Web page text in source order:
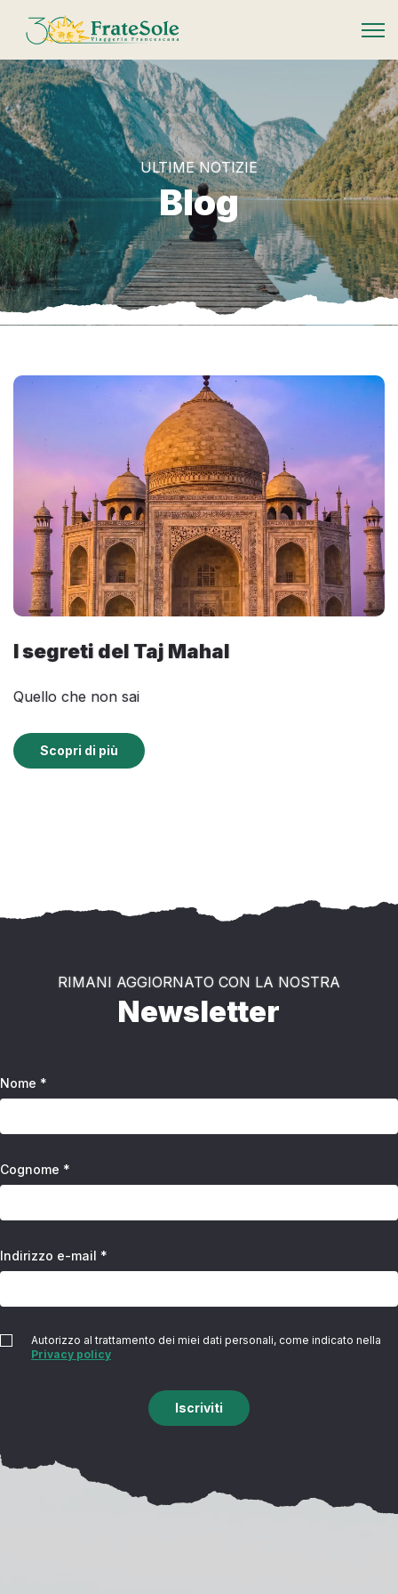
FrateSole Viaggeria Francescana
ULTIME NOTIZIE
Blog
I segreti del Taj Mahal
Quello che non sai
Scopri di più
RIMANI AGGIORNATO CON LA NOSTRA
Newsletter
Nome *
Cognome *
Indirizzo e-mail *
Autorizzo al trattamento dei miei dati personali, come indicato nella
Privacy policy
Iscriviti